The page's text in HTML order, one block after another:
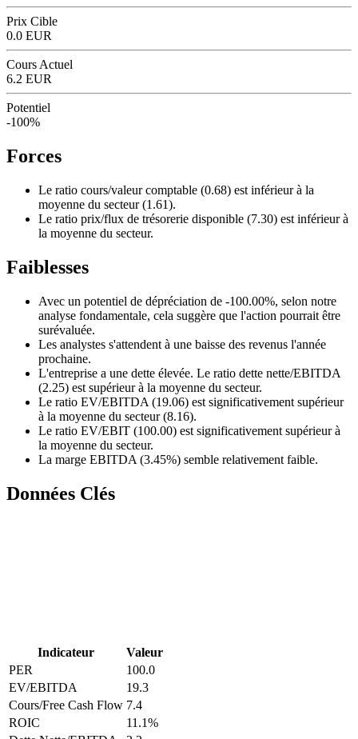
Prix Cible
0.0 EUR
Cours Actuel
6.2 EUR
Potentiel
-100%
Forces
Le ratio cours/valeur comptable (0.68) est inférieur à la
moyenne du secteur (1.61).
Le ratio prix/flux de trésorerie disponible (7.30) est inférieur à
la moyenne du secteur.
Faiblesses
Avec un potentiel de dépréciation de -100.00%, selon notre
analyse fondamentale, cela suggère que l'action pourrait être
surévaluée.
Les analystes s'attendent à une baisse des revenus l'année
prochaine.
L'entreprise a une dette élevée. Le ratio dette nette/EBITDA
(2.25) est supérieur à la moyenne du secteur.
Le ratio EV/EBITDA (19.06) est significativement supérieur
à la moyenne du secteur (8.16).
Le ratio EV/EBIT (100.00) est significativement supérieur à
la moyenne du secteur.
La marge EBITDA (3.45%) semble relativement faible.
Données Clés
Indicateur
Valeur
PER
100.0
EV/EBITDA
19.3
Cours/Free Cash Flow 7.4
ROIC
11.1%